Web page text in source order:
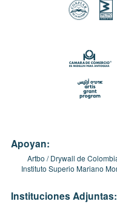
Apoyan:
Artbo Drywall de
Instituto Superio Mariano
Instituciones Adjuntas: